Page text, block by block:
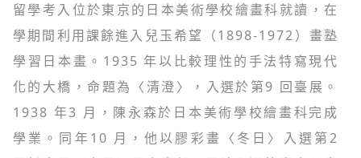
留學考入位於東京的日本美術學校繪畫科就讀，在
學期間利用課餘進入兒玉希望（1898-1972）畫塾
學習日本畫。1935 年以比較理性的手法特寫現代
化的大橋，命題為〈清澄〉，入選於第9 回臺展。
1938 年3 月，陳永森於日本美術學校繪畫科完成
學業。同年10 月，他以膠彩畫〈冬日〉入選第2